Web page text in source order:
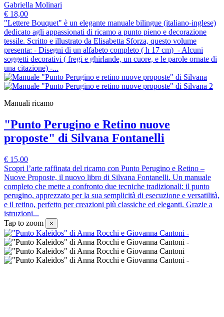
Gabriella Molinari
€ 18,00
"Lettere Bouquet" è un elegante manuale bilingue (italiano-inglese)
dedicato agli appassionati di ricamo a punto pieno e decorazione
tessile. Scritto e illustrato da Elisabetta Sforza, questo volume
presenta: - Disegni di un alfabeto completo ( h 17 cm) - Alcuni
soggetti decorativi ( fregi e ghirlande, un cuore, e le parole ornate di
una citazione) -...
Manuali ricamo
"Punto Perugino e Retino nuove
proposte" di Silvana Fontanelli
€ 15,00
Scopri l’arte raffinata del ricamo con Punto Perugino e Retino –
Nuove Proposte, il nuovo libro di Silvana Fontanelli. Un manuale
completo che mette a confronto due tecniche tradizionali: il punto
perugino, apprezzato per la sua semplicità di esecuzione e versatilità,
e il retino, perfetto per creazioni più classiche ed eleganti. Grazie a
istruzioni...
Tap to zoom
×